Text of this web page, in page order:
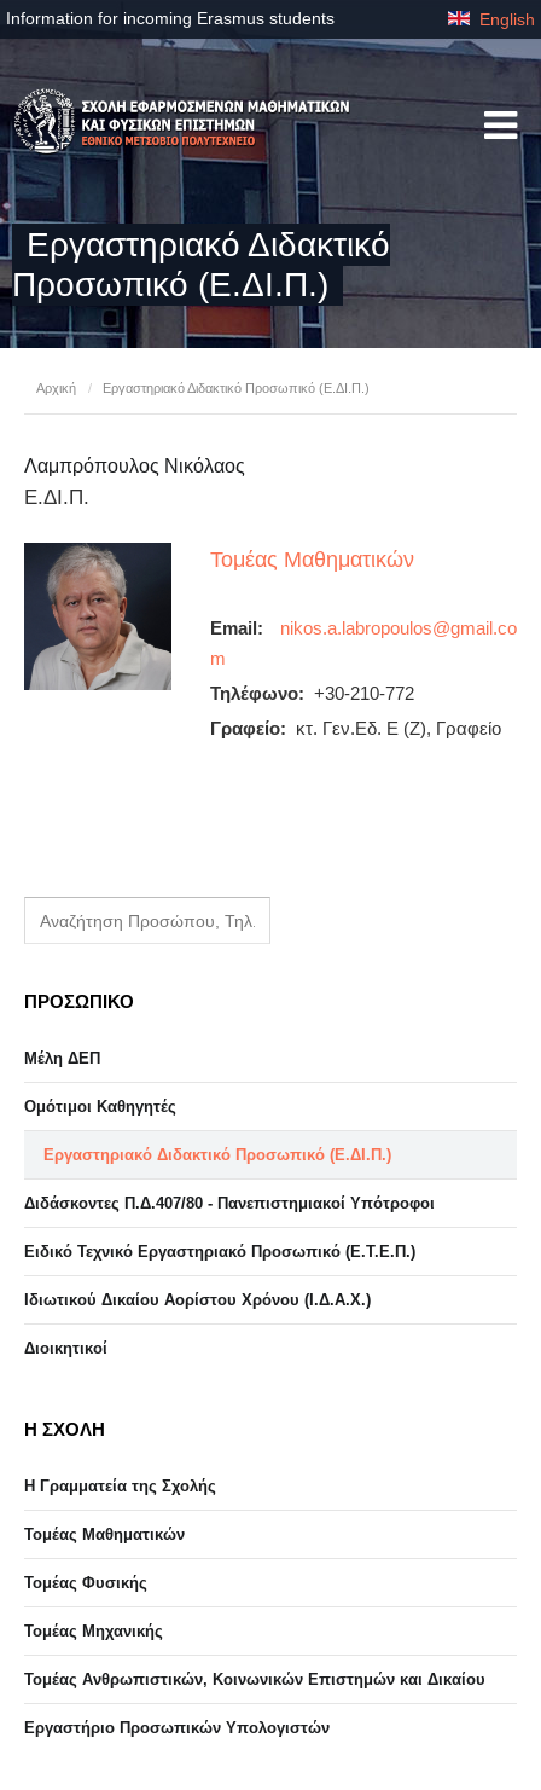
Information for incoming Erasmus students English
Εργαστηριακό Διδακτικό
Προσωπικό (Ε.ΔΙ.Π.)
Αρχική / Εργαστηριακό Διδακτικό Προσωπικό (Ε.ΔΙ.Π.)
Λαμπρόπουλος Νικόλαος
Ε.ΔΙ.Π.
Τομέας Μαθηματικών
Email:
Τηλέφωνο: +30-210-772
Γραφείο: κτ. Γεν.Εδ. Ε (Ζ), Γραφείο
ΠΡΟΣΩΠΙΚΟ
Μέλη ΔΕΠ
Ομότιμοι Καθηγητές
Εργαστηριακό Διδακτικό Προσωπικό (Ε.ΔΙ.Π.)
Διδάσκοντες Π.Δ.407/80 - Πανεπιστημιακοί Υπότροφοι
Ειδικό Τεχνικό Εργαστηριακό Προσωπικό (Ε.Τ.Ε.Π.)
Ιδιωτικού Δικαίου Αορίστου Χρόνου (Ι.Δ.Α.Χ.)
Διοικητικοί
Η ΣΧΟΛΗ
Η Γραμματεία της Σχολής
Τομέας Μαθηματικών
Τομέας Φυσικής
Τομέας Μηχανικής
Τομέας Ανθρωπιστικών, Κοινωνικών Επιστημών και Δικαίου
Eργαστήριo Προσωπικών Υπολογιστών